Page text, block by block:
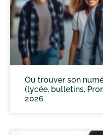
Où trouver son
(lycée, bulletins,
2026